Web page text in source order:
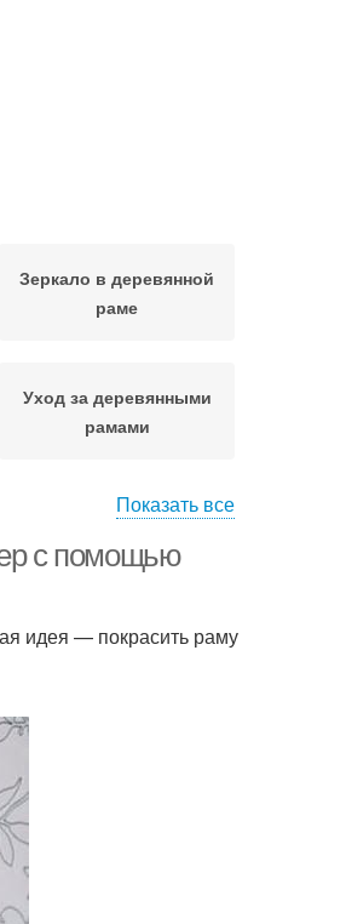
Зеркало в деревянной
раме
Уход за деревянными
рамами
Показать все
с помощью
идея — покрасить раму